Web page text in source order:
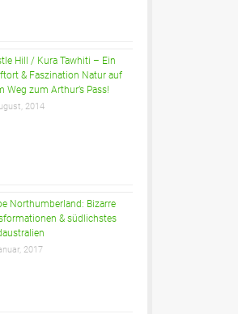
Hill / Kura Tawhiti – Ein
& Faszination Natur auf
Weg zum Arthur’s Pass!
2014
Northumberland: Bizarre
& südlichstes
2017